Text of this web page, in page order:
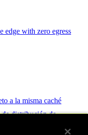
edge with zero egress
a la misma caché
de distribución de